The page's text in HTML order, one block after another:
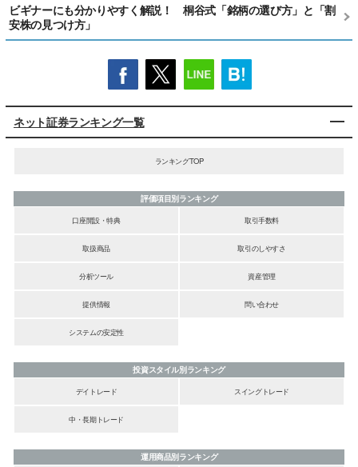
ビギナーにも分かりやすく解説！ 桐谷式「銘柄の選び方」と「割
安株の見つけ方」
ネット証券ランキング一覧
ランキングTOP
評価項目別ランキング
口座開設・特典
取引手数料
取扱商品 取引のしやすさ
分析ツール 資産管理
提供情報 問い合わせ
システムの安定性
投資スタイル別ランキング
デイトレード
スイングトレード
中・長期トレード
運用商品別ランキング